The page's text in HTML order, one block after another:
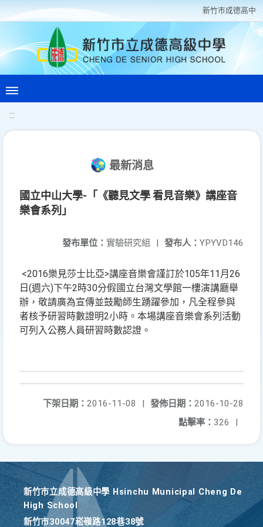
新竹巿成德高中
:::
最新消息
國立中山大學-「《聽見文學 看見音樂》講座音
樂會系列」
發布人： YPYVD146
發布單位： 實驗研究組 |
<2016樂見莎士比亞>講座音樂會謹訂於105年11月26
日(週六)下午2時30分假國立台灣文學館一樓演講廳舉
辦，敬請廣為宣傳並鼓勵師生踴躍參加，凡全程參與
者核予研習時數證明2小時。本場講座音樂會系列活動
可列入公務人員研習時數認證。
發佈日期： 2016-10-28
下架日期： 2016-11-08
|
點擊率： 326 |
新竹巿立成德高級中學 Hsinchu Municipal Cheng De
High School
新竹巿30047崧嶺路128巷38號